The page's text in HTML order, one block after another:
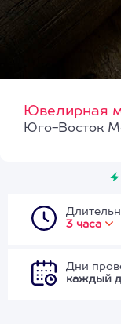
Ювелирная
Юго-Восток
3 часа
Дни
каждый